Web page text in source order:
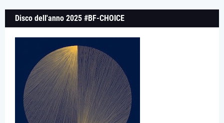
Disco dell'anno 2025 #BF-CHOICE